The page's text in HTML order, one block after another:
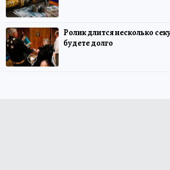
Ролик длится несколько
будете долго